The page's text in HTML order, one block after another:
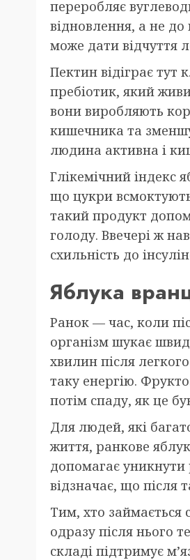
переробляє
відновлення, а не
може дати відчуття
Пектин відіграє тут
пребіотик, який
вони виробляють
кишечника та
людина активна і
Глікемічний індекс
що цукри
такий продукт
голоду. Ввечері ж
схильність до
Яблука
Ранок — час, коли
організм шукає
хвилин після
таку енергію.
потім спаду, як це
Для людей, які
життя, ранкове
допомагає уникнути
відзначає, що після
Тим, хто займається
одразу після нього
складі підтримує